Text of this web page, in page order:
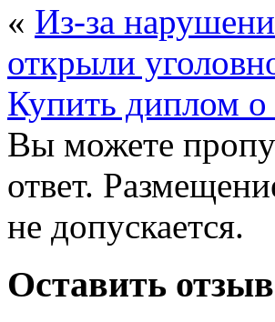
« Из-за
открыли
Купить диплом
Вы можете
ответ.
не допускается.
Оставить отзыв